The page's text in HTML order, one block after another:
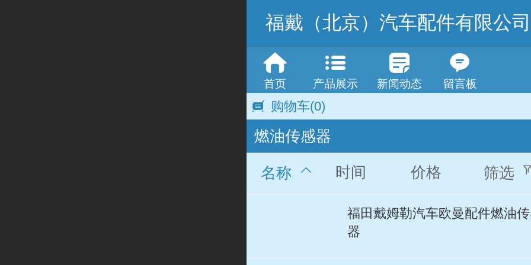
福戴（北京）汽车配件有限公司
首页 产品展示 新闻动态 留言板
购物车(0)
燃油传感器
名称 时间 价格 筛选
福田戴姆勒汽车欧曼配件燃油
器